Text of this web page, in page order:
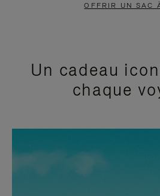
OFFRIR UN SAC
Un cadeau
chaque